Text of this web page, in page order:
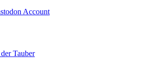
Account
Tauber